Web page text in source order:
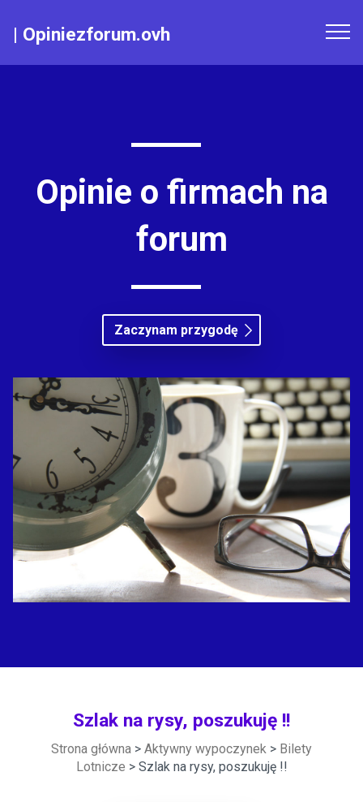
| Opiniezforum.ovh
Opinie o firmach na
forum
Zaczynam przygodę
Szlak na rysy, poszukuję !!
Strona główna > Aktywny wypoczynek > Bilety
Lotnicze > Szlak na rysy, poszukuję !!